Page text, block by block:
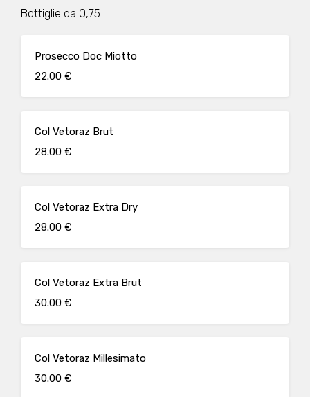
Bottiglie da 0,75
Prosecco Doc Miotto
22.00 €
Col Vetoraz Brut
28.00 €
Col Vetoraz Extra Dry
28.00 €
Col Vetoraz Extra Brut
30.00 €
Col Vetoraz Millesimato
30.00 €